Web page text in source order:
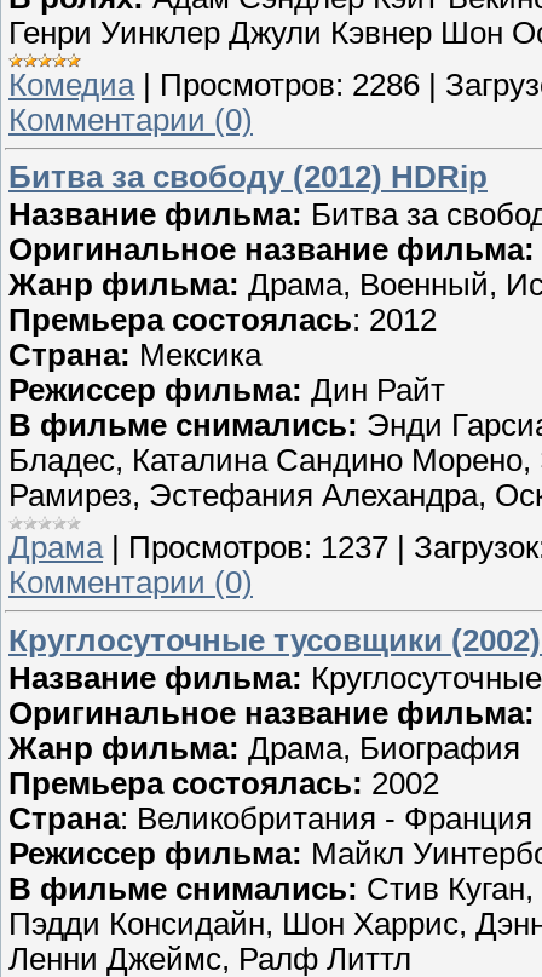
Генри Уинклер Джули Кэвнер Шон
Комедиа | Просмотров: 2286 |
Комментарии (0)
Битва за свободу (2012) HDRip
Название фильма: Битва за
Оригинальное название фильма:
Жанр фильма: Драма, Военный,
Премьера состоялась: 2012
Страна: Мексика
Режиссер фильма: Дин Райт
В фильме снимались: Энди
Бладес, Каталина Сандино Морено,
Рамирез, Эстефания Алехандра,
Драма| Просмотров: 1237
Комментарии (0)
Круглосуточные тусовщики
Название фильма:
Оригинальное название фильма:
Жанр фильма: Драма, Биография
Премьера состоялась: 2002
Страна: Великобритания -
Режиссер фильма: Майкл
В фильме снимались: Стив
Пэдди Консидайн, Шон Харрис,
Ленни Джеймс, Ралф Литтл